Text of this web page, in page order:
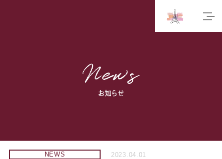
お知らせ
NEWS 2023.04.01